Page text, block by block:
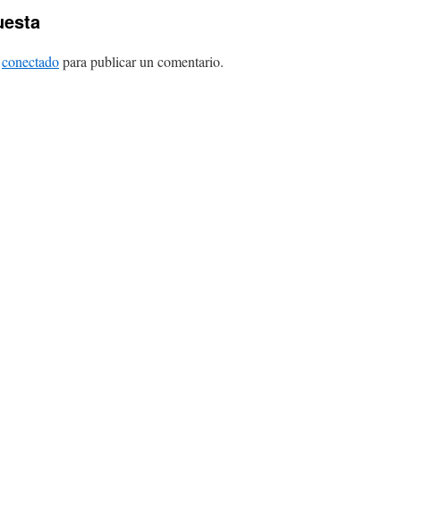
conectadopara publicar un comentario.